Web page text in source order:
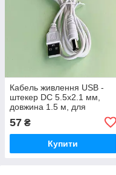
Кабель живлення USB -
штекер DC 5.5x2.1 мм,
довжина 1.5 м, для
57 ₴
Купити